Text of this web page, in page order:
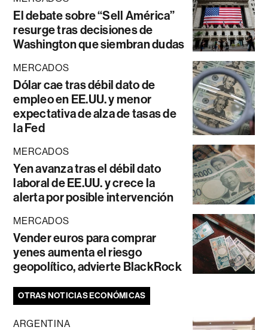
El debate sobre “Sell América”
resurge tras decisiones de
Washington que siembran dudas
MERCADOS
Dólar cae tras débil dato de
empleo en EE.UU. y menor
expectativa de alza de tasas de
la Fed
MERCADOS
Yen avanza tras el débil dato
laboral de EE.UU. y crece la
alerta por posible intervención
MERCADOS
Vender euros para comprar
yenes aumenta el riesgo
geopolítico, advierte BlackRock
OTRAS NOTICIAS ECONÓMICAS
ARGENTINA